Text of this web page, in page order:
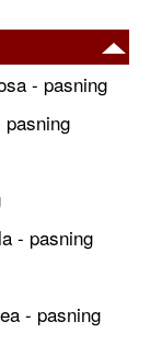
- pasning
pasning
- pasning
- pasning